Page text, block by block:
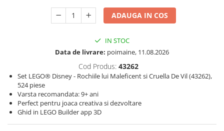
Ochelari de soare
Somnul bebelusului
Carucioare si scaune auto
Tarcuri copii / bebelusi
ADAUGA IN COS
IN STOC
Data de livrare: poimaine, 11.08.2026
Cod Produs: 43262
Set LEGO® Disney - Rochiile lui Maleficent si Cruella De Vil (43262),
524 piese
Varsta recomandata: 9+ ani
Perfect pentru joaca creativa si dezvoltare
Ghid in LEGO Builder app 3D